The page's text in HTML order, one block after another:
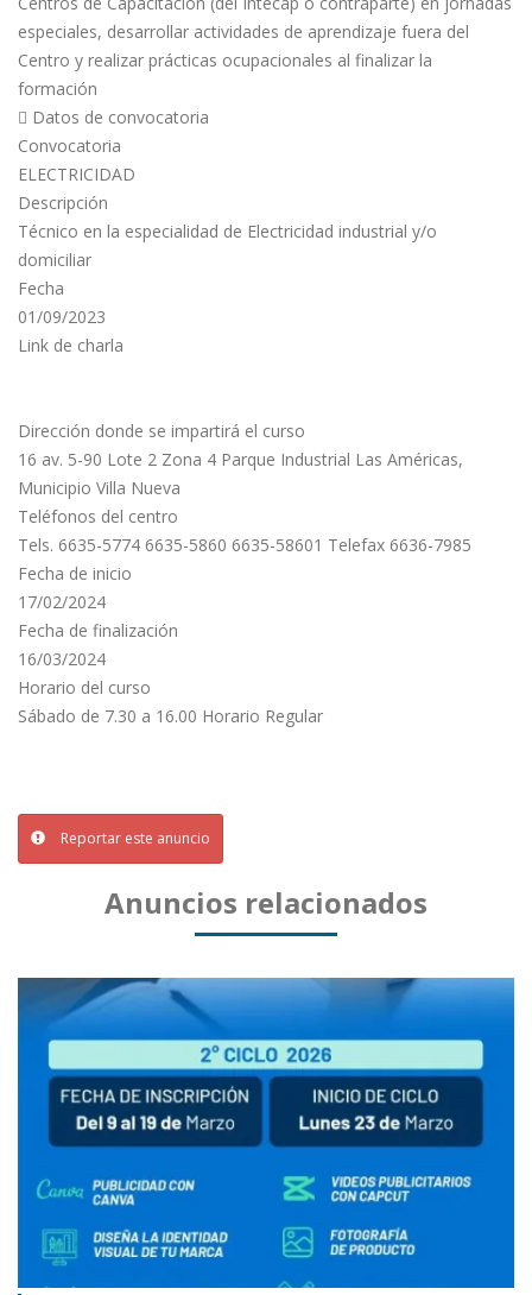
especiales, desarrollar actividades de aprendizaje fuera del
Centro y realizar prácticas ocupacionales al finalizar la
formación
 Datos de convocatoria
Convocatoria
ELECTRICIDAD
Descripción
Técnico en la especialidad de Electricidad industrial y/o
domiciliar
Fecha
01/09/2023
Link de charla
Dirección donde se impartirá el curso
16 av. 5-90 Lote 2 Zona 4 Parque Industrial Las Américas,
Municipio Villa Nueva
Teléfonos del centro
Tels. 6635-5774 6635-5860 6635-58601 Telefax 6636-7985
Fecha de inicio
17/02/2024
Fecha de finalización
16/03/2024
Horario del curso
Sábado de 7.30 a 16.00 Horario Regular
Reportar este anuncio
Anuncios relacionados